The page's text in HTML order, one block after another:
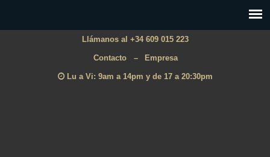
Llámanos al +34 609 015 223
Contacto – Empresa
Lu a Vi: 9am a 14pm y de 17 a 20:30pm